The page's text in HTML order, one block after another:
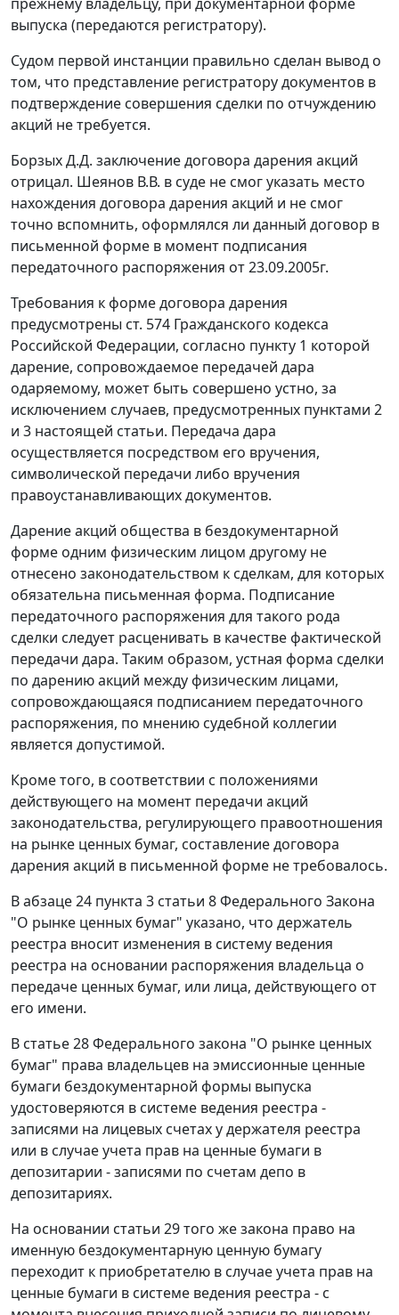
выпуска (передаются регистратору).
Судом первой инстанции правильно сделан вывод о
том, что представление регистратору документов в
подтверждение совершения сделки по отчуждению
акций не требуется.
Борзых Д.Д. заключение договора дарения акций
отрицал. Шеянов В.В. в суде не смог указать место
нахождения договора дарения акций и не смог
точно вспомнить, оформлялся ли данный договор в
письменной форме в момент подписания
передаточного распоряжения от 23.09.2005г.
Требования к форме договора дарения
предусмотрены ст. 574 Гражданского кодекса
Российской Федерации, согласно пункту 1 которой
дарение, сопровождаемое передачей дара
одаряемому, может быть совершено устно, за
исключением случаев, предусмотренных пунктами 2
и 3 настоящей статьи. Передача дара
осуществляется посредством его вручения,
символической передачи либо вручения
правоустанавливающих документов.
Дарение акций общества в бездокументарной
форме одним физическим лицом другому не
отнесено законодательством к сделкам, для которых
обязательна письменная форма. Подписание
передаточного распоряжения для такого рода
сделки следует расценивать в качестве фактической
передачи дара. Таким образом, устная форма сделки
по дарению акций между физическим лицами,
сопровождающаяся подписанием передаточного
распоряжения, по мнению судебной коллегии
является допустимой.
Кроме того, в соответствии с положениями
действующего на момент передачи акций
законодательства, регулирующего правоотношения
на рынке ценных бумаг, составление договора
дарения акций в письменной форме не требовалось.
В абзаце 24 пункта 3 статьи 8Федерального Закона
"О рынке ценных бумаг" указано, что держатель
реестра вносит изменения в систему ведения
реестра на основании распоряжения владельца о
передаче ценных бумаг, или лица, действующего от
его имени.
В статье 28Федерального закона "О рынке ценных
бумаг" права владельцев на эмиссионные ценные
бумаги бездокументарной формы выпуска
удостоверяются в системе ведения реестра -
записями на лицевых счетах у держателя реестра
или в случае учета прав на ценные бумаги в
депозитарии - записями по счетам депо в
депозитариях.
На основании статьи 29 того же закона право на
именную бездокументарную ценную бумагу
переходит к приобретателю в случае учета прав на
ценные бумаги в системе ведения реестра - с